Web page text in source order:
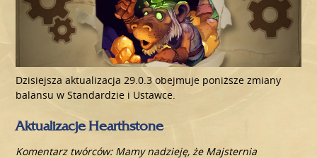
Dzisiejsza aktualizacja 29.0.3 obejmuje poniższe zmiany
balansu w Standardzie i Ustawce.
Aktualizacje Hearthstone
Komentarz twórców: Mamy nadzieję, że Majsternia